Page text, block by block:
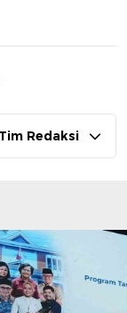
Tim Redaksi